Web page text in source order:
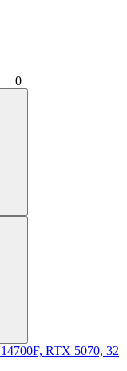
0
RTX 5070, 32